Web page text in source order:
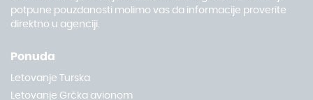
potpune pouzdanosti molimo vas da informacije proverite
direktno u agenciji.
Ponuda
Letovanje Turska
Letovanje Grčka avionom